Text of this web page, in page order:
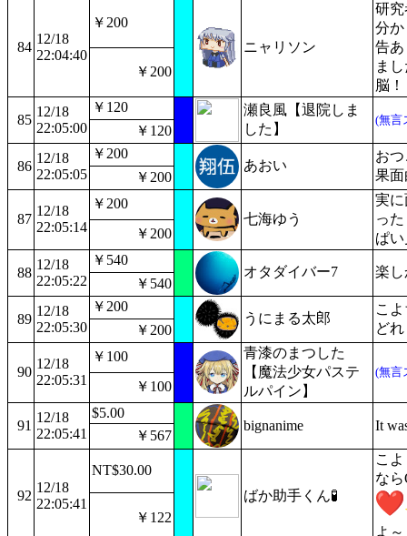
84
12/18
22:04:40
￥200
ニャリソン
研
分
告
ま
脳！
￥200
85
12/18
22:05:00
￥120
瀬良風【退院しま
した】
(無言
￥120
86
12/18
22:05:05
￥200
あおい
お
果
￥200
87
12/18
22:05:14
￥200
七海ゆう
実
っ
ぱ
￥200
88
12/18
22:05:22
￥540
オタダイバー7 楽
￥540
89
12/18
22:05:30
￥200
うにまる太郎
こ
ど
￥200
90
12/18
22:05:31
￥100
青漆のまつした
【魔法少女パステ
ルパイン】
(無言
￥100
91
12/18
22:05:41
$5.00
bignanime
It
￥567
92
12/18
22:05:41
NT$30.00
ばか助手くん🧪
こ
な
よ
￥122